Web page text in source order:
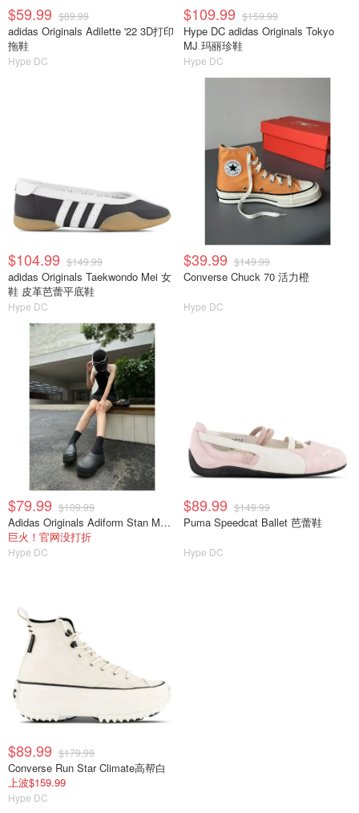
$59.99 $89.99
adidas Originals Adilette '22 3D打印
拖鞋
Hype DC
$109.99 $159.99
Hype DC adidas Originals Tokyo
MJ 玛丽珍鞋
Hype DC
$104.99 $149.99
adidas Originals Taekwondo Mei 女
鞋 皮革芭蕾平底鞋
Hype DC
$39.99 $149.99
Converse Chuck 70 活力橙
Hype DC
$79.99 $109.99
Adidas Originals Adiform Stan Mule 厨师鞋
巨火！官网没打折
Hype DC
$89.99 $149.99
Puma Speedcat Ballet 芭蕾鞋
Hype DC
$89.99 $179.99
Converse Run Star Climate高帮白
上波$159.99
Hype DC